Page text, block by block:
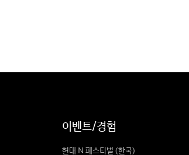
이벤트/경험
현대 N 페스티벌 (한국)